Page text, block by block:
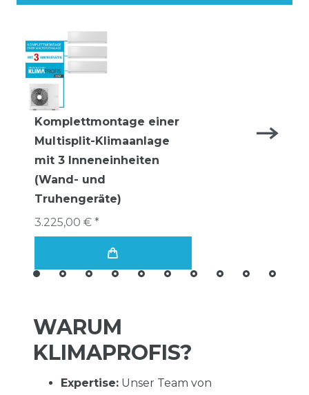
Komplettmontage einer
Multisplit-Klimaanlage
mit 3 Inneneinheiten
(Wand- und
Truhengeräte)
3.225,00 € *
WARUM
KLIMAPROFIS?
Expertise: Unser Team von